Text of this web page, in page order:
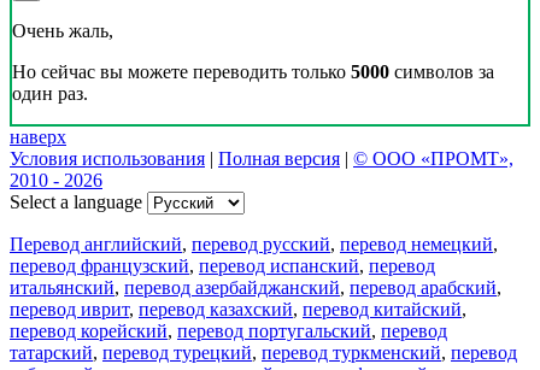
Очень жаль,
Но сейчас вы можете переводить только 5000 символов за
один раз.
наверх
Условия использования | Полная версия | © ООО «ПРОМТ»,
2010 - 2026
Select a language
Перевод английский, перевод русский, перевод немецкий,
перевод французский, перевод испанский, перевод
итальянский, перевод азербайджанский, перевод арабский,
перевод иврит, перевод казахский, перевод китайский,
перевод корейский, перевод португальский, перевод
татарский, перевод турецкий, перевод туркменский, перевод